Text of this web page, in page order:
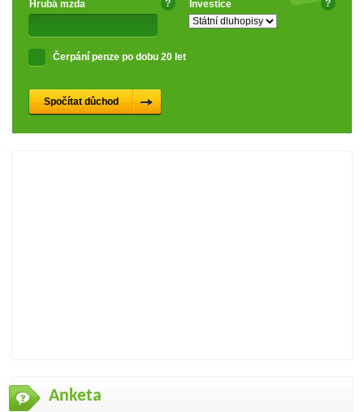
Hrubá mzda ? Investice ?
Čerpání penze po dobu 20 let
Anketa